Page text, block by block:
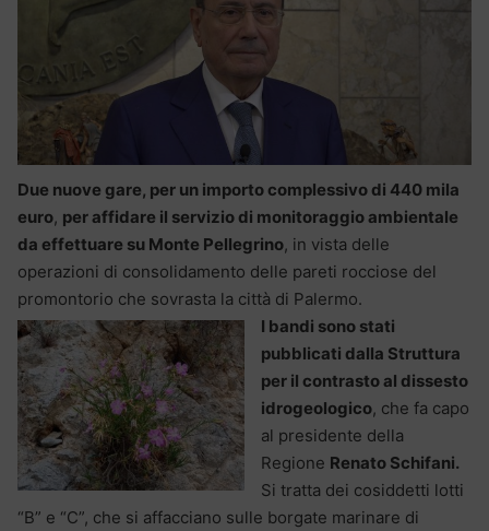
Due nuove gare, per un importo complessivo di 440 mila
euro, per affidare il servizio di monitoraggio ambientale
da effettuare su Monte Pellegrino, in vista delle
operazioni di consolidamento delle pareti rocciose del
promontorio che sovrasta la città di Palermo.
I bandi sono stati
pubblicati dalla Struttura
per il contrasto al dissesto
idrogeologico, che fa capo
al presidente della
Regione Renato Schifani.
Si tratta dei cosiddetti lotti
“B” e “C”, che si affacciano sulle borgate marinare di